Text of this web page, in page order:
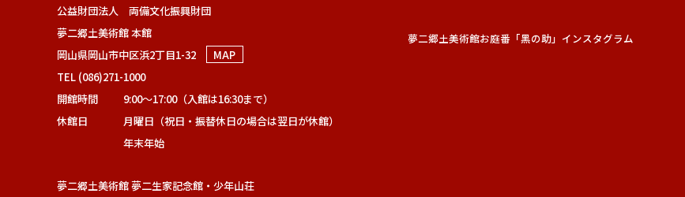
公益財団法人 両備文化振興財団
夢二郷土美術館 本館
岡山県岡山市中区浜2丁目1-32
MAP
TEL (086)271-1000
開館時間
9:00～17:00（入館は16:30まで）
休館日
月曜日（祝日・振替休日の場合は翌日が休館）
年末年始
夢二郷土美術館 夢二生家記念館・少年山荘
夢二郷土美術館お庭番「黑の助」インスタグラム